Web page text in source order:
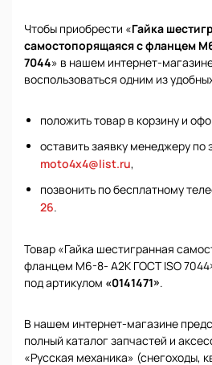
Чтобы приобрести «Гайка
самостопорящаяся с фланцем
7044» в нашем интернет-
воспользоваться одним из
положить товар в корзину и
оставить заявку менеджеру по
moto4x4@list.ru,
позвонить по бесплатному
26.
Товар «Гайка шестигранная
фланцем М6-8- А2К ГОСТ ISO
под артикулом «0141471».
В нашем интернет-магазине
полный каталог запчастей и
«Русская механика» (снегоходы,